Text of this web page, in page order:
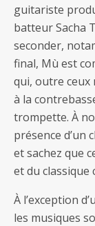
guitariste
batteur Sacha
seconder,
final, Mù est
qui, outre ceux
à la
trompette. À
présence
et sachez que
et du classique
À l’exception
les musiques